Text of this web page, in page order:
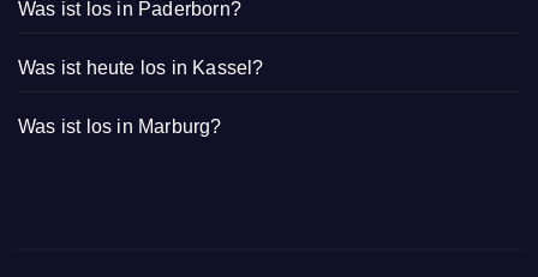
Was ist los in Paderborn?
Was ist heute los in Kassel?
Was ist los in Marburg?